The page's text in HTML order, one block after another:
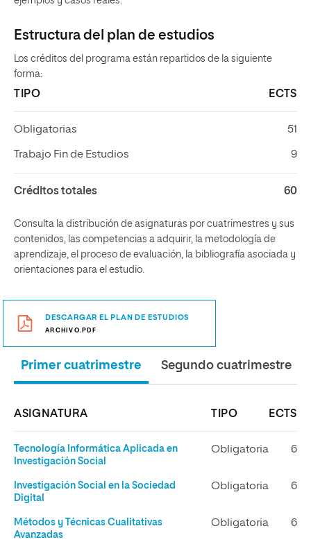
Estructura del plan de estudios
Los créditos del programa están repartidos de la siguiente
forma:
TIPO ECTS
Obligatorias 51
Trabajo Fin de Estudios 9
Créditos totales 60
Consulta la distribución de asignaturas por cuatrimestres y sus
contenidos, las competencias a adquirir, la metodología de
aprendizaje, el proceso de evaluación, la bibliografía asociada y
orientaciones para el estudio.
DESCARGAR EL PLAN DE ESTUDIOS
ARCHIVO.PDF
Primer cuatrimestre Segundo cuatrimestre
ASIGNATURA TIPO ECTS
Tecnología Informática Aplicada en
Investigación Social
Obligatoria 6
Investigación Social en la Sociedad
Digital
Obligatoria 6
Métodos y Técnicas Cualitativas
Avanzadas
Obligatoria 6